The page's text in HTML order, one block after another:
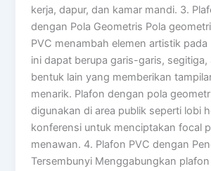
kerja, dapur, dan kamar mandi. 3.
dengan Pola Geometris Pola
PVC menambah elemen artistik pada
ini dapat berupa garis-garis, segitiga,
bentuk lain yang memberikan
menarik. Plafon dengan pola
digunakan di area publik seperti lobi
konferensi untuk menciptakan focal
menawan. 4. Plafon PVC dengan
Tersembunyi Menggabungkan